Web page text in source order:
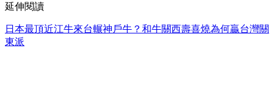
延伸閱讀
日本最頂近江牛來台輾神戶牛？和牛關西壽喜燒為何贏台灣關
東派